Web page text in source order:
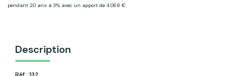
pendant 20 ans à 3% avec un apport de 4 068 €
Description
Réf : 132